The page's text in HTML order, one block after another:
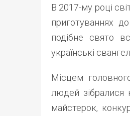
В 2017-му році
приготуваннях
подібне свято
українські
Місцем
людей зібралися
майстерок,